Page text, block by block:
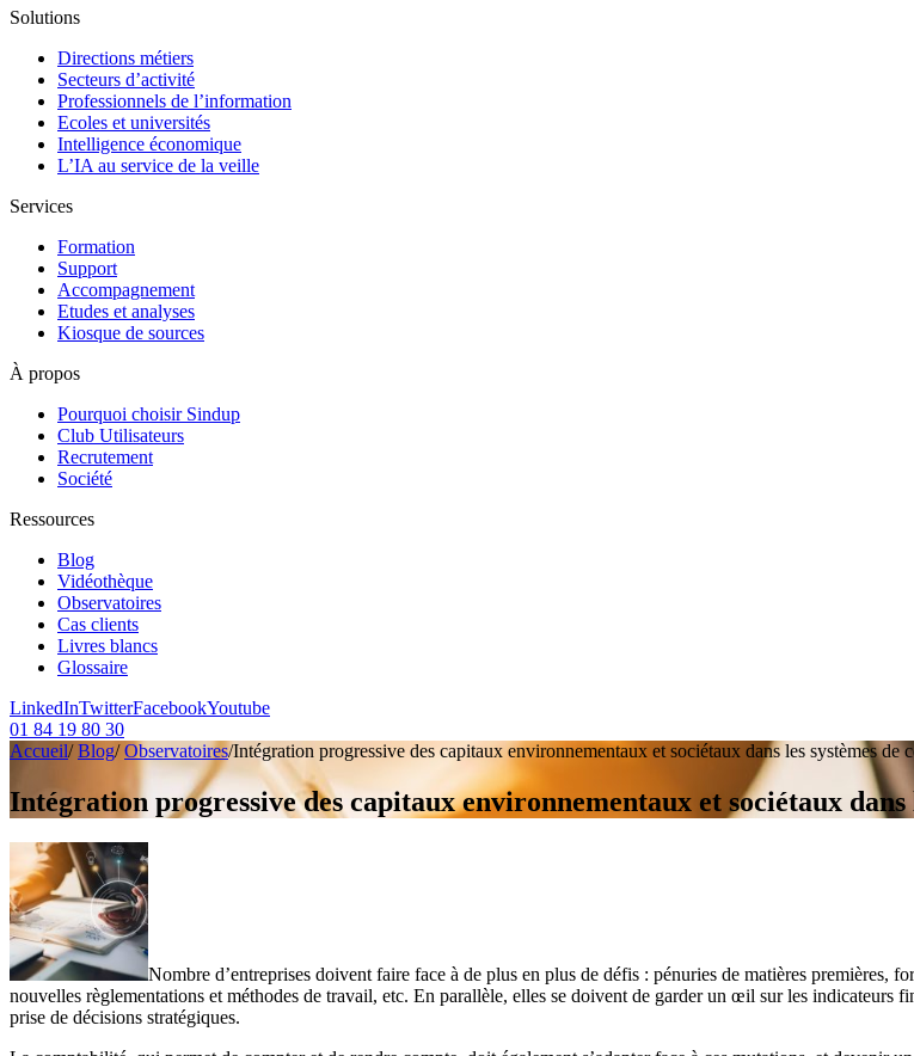
Solutions
Directions métiers
Secteurs d’activité
Professionnels de l’information
Ecoles et universités
Intelligence économique
L’IA au service de la veille
Services
Formation
Support
Accompagnement
Etudes et analyses
Kiosque de sources
À propos
Pourquoi choisir Sindup
Club Utilisateurs
Recrutement
Société
Ressources
Blog
Vidéothèque
Observatoires
Cas clients
Livres blancs
Glossaire
LinkedInTwitterFacebookYoutube
01 84 19 80 30
Accueil/ Blog/ Observatoires/Intégration progressive des capitaux environnementaux et sociétaux dans les systèmes de
Intégration progressive des capitaux environnementaux et sociétaux
Nombre d’entreprises doivent faire face à de plus en plus de défis : pénuries de matières premières,
nouvelles règlementations et méthodes de travail, etc. En parallèle, elles se doivent de garder un œil sur les indicateurs
prise de décisions stratégiques.